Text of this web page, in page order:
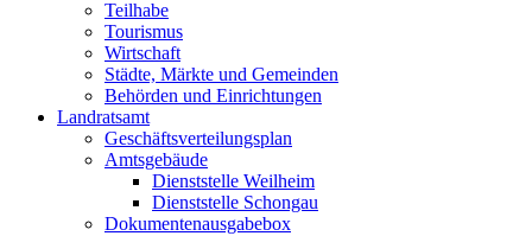
Teilhabe
Tourismus
Wirtschaft
Städte, Märkte und Gemeinden
Behörden und Einrichtungen
Landratsamt
Geschäftsverteilungsplan
Amtsgebäude
Dienststelle Weilheim
Dienststelle Schongau
Dokumentenausgabebox